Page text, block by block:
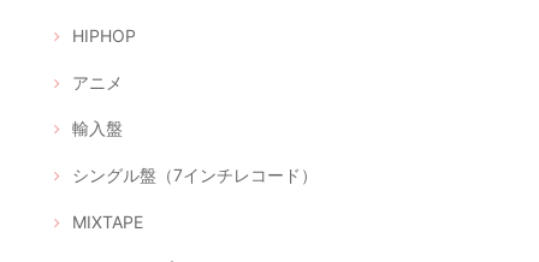
HIPHOP
アニメ
輸入盤
シングル盤（7インチレコード）
MIXTAPE